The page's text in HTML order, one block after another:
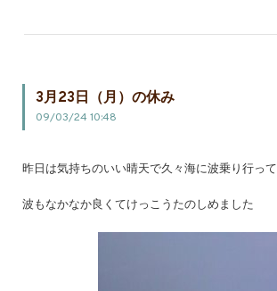
3月23日（月）の休み
09/03/24 10:48
昨日は気持ちのいい晴天で久々海に波乗り行っ
波もなかなか良くてけっこうたのしめました